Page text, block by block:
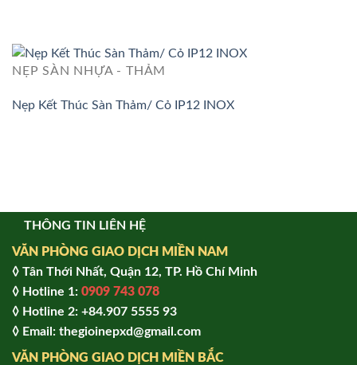
NẸP SÀN NHỰA - THẢM
Nẹp Kết Thúc Sàn Thảm/ Cỏ IP12 INOX
THÔNG TIN LIÊN HỆ
VĂN PHÒNG GIAO DỊCH MIỀN NAM
◊ Tân Thới Nhất, Quận 12, TP. Hồ Chí Minh
◊ Hotline 1: 0909 743 078
◊ Hotline 2: +84.907 5555 93
◊ Email: thegioinepxd@gmail.com
VĂN PHÒNG GIAO DỊCH MIỀN BẮC